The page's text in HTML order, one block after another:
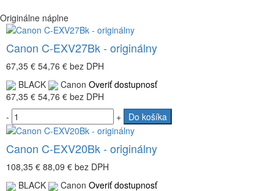
Originálne náplne
Canon C-EXV27Bk - originálny
67,35 € 54,76 € bez DPH
BLACK
Canon Overiť dostupnosť
67,35 € 54,76 € bez DPH
-
+ Do košíka
Canon C-EXV20Bk - originálny
108,35 € 88,09 € bez DPH
BLACK
Canon Overiť dostupnosť